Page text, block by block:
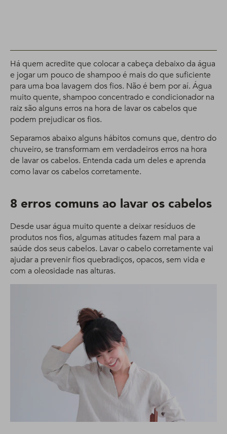
Há quem acredite que colocar a cabeça debaixo da água
e jogar um pouco de shampoo é mais do que suficiente
para uma boa lavagem dos fios. Não é bem por aí. Água
muito quente, shampoo concentrado e condicionador na
raiz são alguns erros na hora de lavar os cabelos que
podem prejudicar os fios.
Separamos abaixo alguns hábitos comuns que, dentro do
chuveiro, se transformam em verdadeiros erros na hora
de lavar os cabelos. Entenda cada um deles e aprenda
como lavar os cabelos corretamente.
8 erros comuns ao lavar os cabelos
Desde usar água muito quente a deixar resíduos de
produtos nos fios, algumas atitudes fazem mal para a
saúde dos seus cabelos. Lavar o cabelo corretamente vai
ajudar a prevenir fios quebradiços, opacos, sem vida e
com a oleosidade nas alturas.